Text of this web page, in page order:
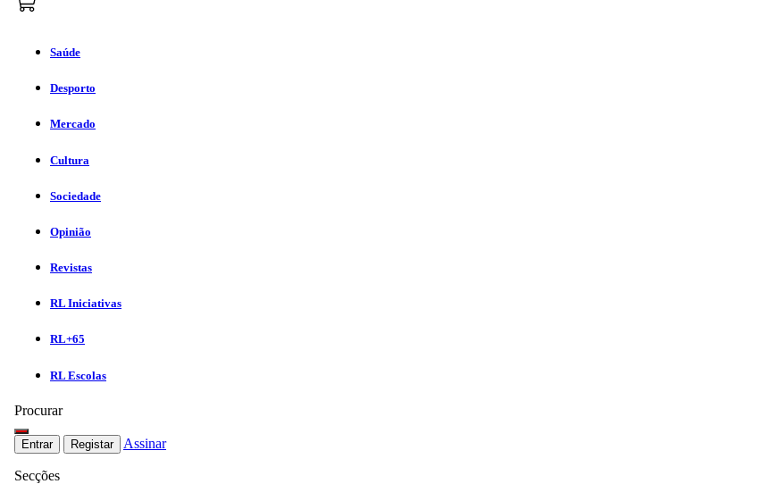
Saúde
Desporto
Mercado
Cultura
Sociedade
Opinião
Revistas
RL Iniciativas
RL+65
RL Escolas
Procurar
Entrar Registar Assinar
Secções